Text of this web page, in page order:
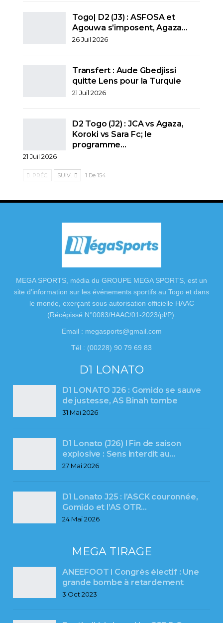
Togo| D2 (J3) : ASFOSA et
Agouwa s’imposent, Agaza…
26 Juil 2026
Transfert : Aude Gbedjissi
quitte Lens pour la Turquie
21 Juil 2026
D2 Togo (J2) : JCA vs Agaza,
Koroki vs Sara Fc; le
programme…
21 Juil 2026
PRÉC. SUIV. 1 De 154
MEGA SPORTS, média du GROUPE MEGA SPORTS, est un
site d’information sur les événements sportifs au Togo et dans
le monde, exerçant sous autorisation officielle HAAC
(Récépissé N°0083/HAAC/01-2023/pl/P).
Email : megasports@gmail.com
Tél : (00228) 90 79 69 83
D1 LONATO
D1 LONATO J26 : Gomido se sauve
de justesse, AS Binah tombe
31 Mai 2026
D1 Lonato (J26) l Fin de saison
explosive : Sens interdit au…
27 Mai 2026
D1 Lonato J25 : l’ASCK couronnée,
Gomido et l’AS OTR…
24 Mai 2026
MEGA TIRAGE
ANEEFOOT l Congrès électif : Une
grande bombe à retardement
3 Oct 2023